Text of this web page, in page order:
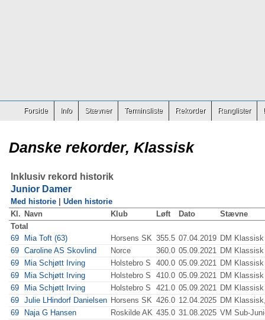
Forside Info Stævner Terminsliste Rekorder Ranglister
Danske rekorder, Klassisk
Inklusiv rekord historik
Junior Damer
Med historie
Uden historie
Kl. Navn Klub Løft Dato
Stævne
Total
69
Mia Toft (63) Horsens SK 355.5 07.04.2019 DM Klassisk
69 Caroline AS Skovlind Norce 360.0 05.09.2021 DM Klassisk
69
Mia Schjøtt Irving Holstebro S 400.0 05.09.2021 DM Klassisk
69
Mia Schjøtt Irving Holstebro S 410.0 05.09.2021 DM Klassisk
69
Mia Schjøtt Irving Holstebro S 421.0 05.09.2021 DM Klassisk
69 Julie LHindorf Danielsen Horsens SK 426.0 12.04.2025 DM
69
Naja G Hansen Roskilde AK 435.0 31.08.2025 VM Sub-